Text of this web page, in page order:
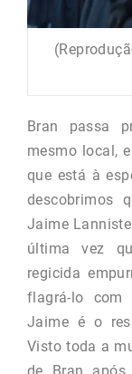
Bran passa
mesmo local,
que está à
descobrimos
Jaime
última vez
regicida
flagrá-lo com
Jaime é o
Visto toda a